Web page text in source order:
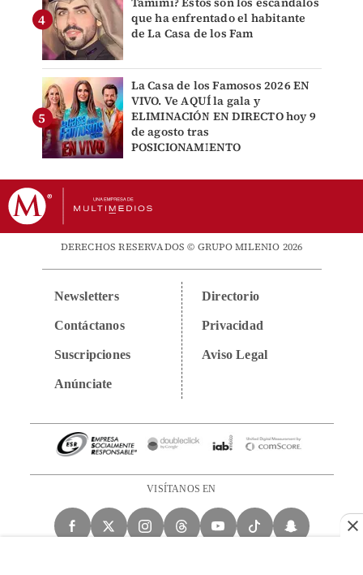
que ha enfrentado el habitante
de La Casa de los Fam
La Casa de los Famosos 2026 EN
VIVO. Ve AQUÍ la gala y
ELIMINACIÓN EN DIRECTO hoy 9
de agosto tras
POSICIONAMIENTO
DERECHOS RESERVADOS © GRUPO MILENIO 2026
Newsletters
Contáctanos
Suscripciones
Anúnciate
Directorio
Privacidad
Aviso Legal
VISÍTANOS EN